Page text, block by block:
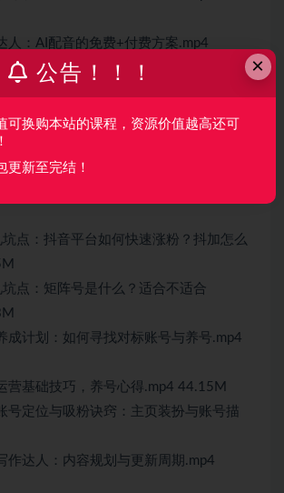
人：AI配音的免费+付费方案.mp4
170.43M
手写文字动画效果制作过程.mp4 58.27M
费型“副业”：短视频内容运营（运营篇）
点：抖音平台如何快速涨粉？抖加怎么
点：矩阵号是什么？适合不适合
成计划：如何寻找对标账号与养号.mp4
营基础技巧，养号心得.mp4 44.15M
号定位与吸粉诀窍：主页装扮与账号描
作达人：内容规划与更新周期.mp4
×
公告！！！
可换购本站的课程，资源价值越高还可
更新至完结！